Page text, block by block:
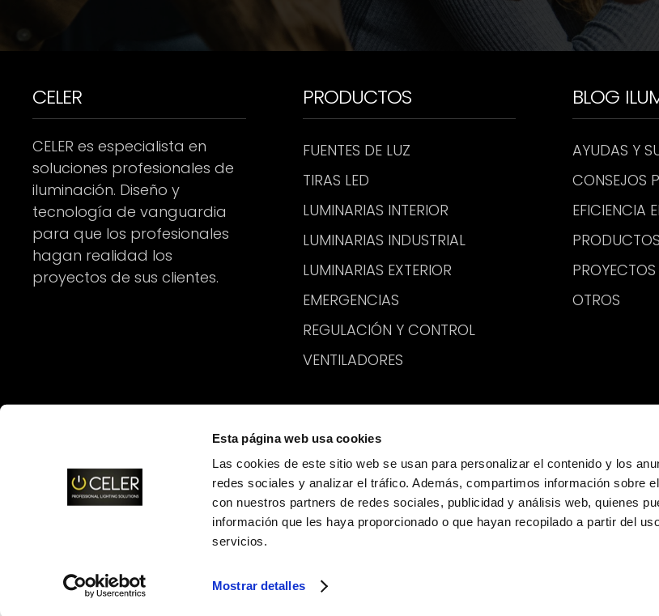
Esta página web usa cookies
Las cookies de este sitio web se usan para personalizar el contenido y los
redes sociales y analizar el tráfico. Además, compartimos información sobre
con nuestros partners de redes sociales, publicidad y análisis web, quienes
información que les haya proporcionado o que hayan recopilado a partir del
servicios.
Mostrar detalles
CELER
CELER es especialista en
soluciones profesionales de
iluminación. Diseño y
tecnología de vanguardia
para que los profesionales
hagan realidad los
proyectos de sus clientes.
PRODUCTOS
FUENTES DE LUZ
TIRAS LED
LUMINARIAS INTERIOR
LUMINARIAS INDUSTRIAL
LUMINARIAS EXTERIOR
EMERGENCIAS
REGULACIÓN Y CONTROL
VENTILADORES
BLOG
AYUDAS Y
CONSEJOS
EFICIENCIA
PRODUCTOS
PROYECTOS
OTROS
Copyright©··Celer Professional Lighting·Política de Privacidad